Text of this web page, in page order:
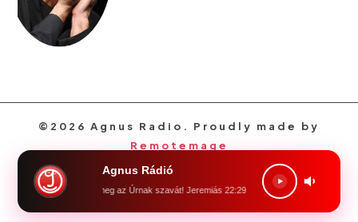
©2026 Agnus Radio. Proudly made by
Remotemage
Agnus Rádió
Föld, föld, föld! halld meg az Úrnak szavát! Jeremiás 22:29